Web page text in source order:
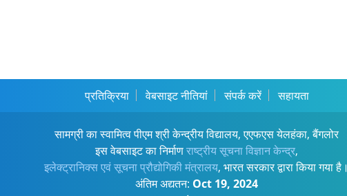
प्रतिक्रिया वेबसाइट नीतियां संपर्क करें सहायता
सामग्री का स्वामित्व पीएम श्री केन्द्रीय विद्यालय, एएफएस येलहंका, बैंगलोर
इस वेबसाइट का निर्माणराष्ट्रीय सूचना विज्ञान केन्द्र,
इलेक्ट्रानिक्स एवं सूचना प्रौद्योगिकी मंत्रालय, भारत सरकार द्वारा किया गया है।
अंतिम अद्यतन: Oct 19, 2024